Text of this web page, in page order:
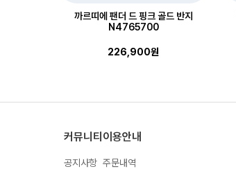
까르띠에 팬더 드 핑크 골드 반지
N4765700
226,900원
커뮤니티
공지사항
이용안내
주문내역